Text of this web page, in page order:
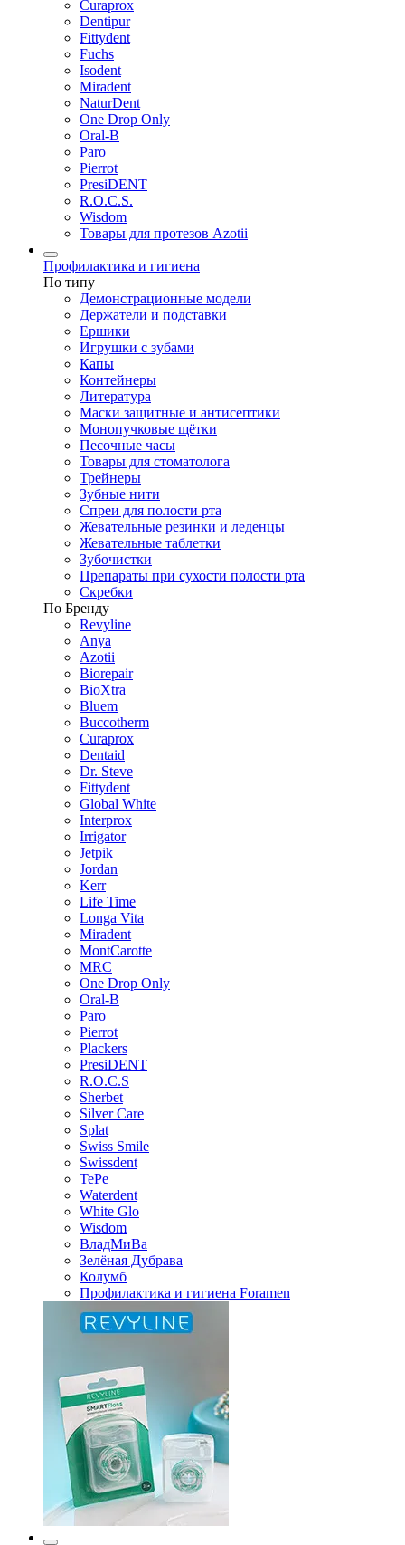
Curaprox
Dentipur
Fittydent
Fuchs
Isodent
Miradent
NaturDent
One Drop Only
Oral-B
Paro
Pierrot
PresiDENT
R.O.C.S.
Wisdom
Товары для протезов Azotii
Профилактика и гигиена
По типу
Демонстрационные модели
Держатели и подставки
Ершики
Игрушки с зубами
Капы
Контейнеры
Литература
Маски защитные и антисептики
Монопучковые щётки
Песочные часы
Товары для стоматолога
Трейнеры
Зубные нити
Спреи для полости рта
Жевательные резинки и леденцы
Жевательные таблетки
Зубочистки
Препараты при сухости полости рта
Скребки
По Бренду
Revyline
Anya
Azotii
Biorepair
BioXtra
Bluem
Buccotherm
Curaprox
Dentaid
Dr. Steve
Fittydent
Global White
Interprox
Irrigator
Jetpik
Jordan
Kerr
Life Time
Longa Vita
Miradent
MontCarotte
MRC
One Drop Only
Oral-B
Paro
Pierrot
Plackers
PresiDENT
R.O.C.S
Sherbet
Silver Care
Splat
Swiss Smile
Swissdent
TePe
Waterdent
White Glo
Wisdom
ВладМиВа
Зелёная Дубрава
Колумб
Профилактика и гигиена Foramen